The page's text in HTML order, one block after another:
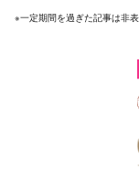
※一定期間を過ぎた記事は非